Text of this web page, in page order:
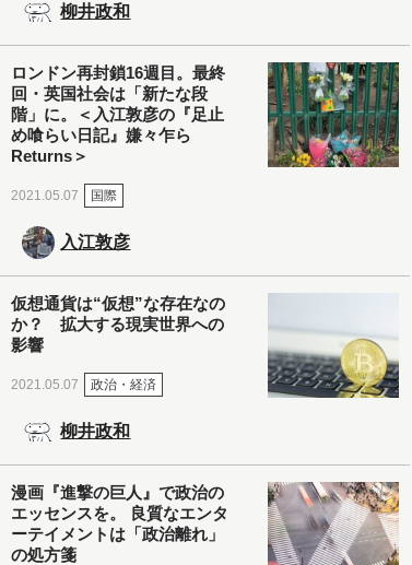
柳井政和
ロンドン再封鎖16週目。最終
回・英国社会は「新たな段
階」に。＜入江敦彦の『足止
め喰らい日記』嫌々乍ら
Returns＞
2021.05.07 国際
入江敦彦
仮想通貨は“仮想”な存在なの
か？ 拡大する現実世界への
影響
2021.05.07 政治・経済
柳井政和
漫画『進撃の巨人』で政治の
エッセンスを。 良質なエンタ
ーテイメントは「政治離れ」
の処方箋